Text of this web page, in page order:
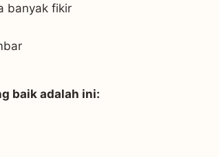
banyak fikir
baik adalah ini: